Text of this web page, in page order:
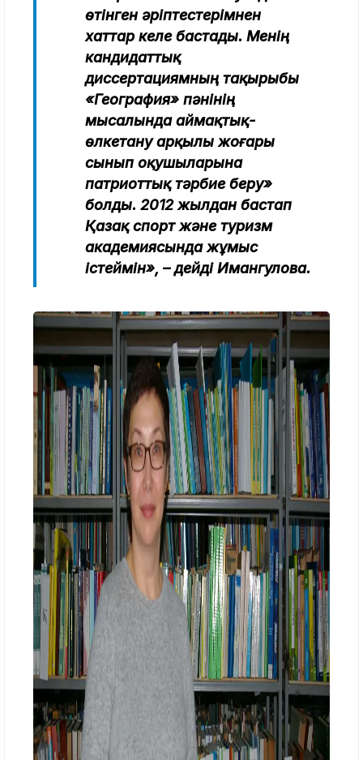
өтінген әріптестерімнен
хаттар келе бастады. Менің
кандидаттық
диссертациямның тақырыбы
«География» пәнінің
мысалында аймақтық-
өлкетану арқылы жоғары
сынып оқушыларына
патриоттық тәрбие беру»
болды. 2012 жылдан бастап
Қазақ спорт және туризм
академиясында жұмыс
істеймін», – дейді Имангулова.